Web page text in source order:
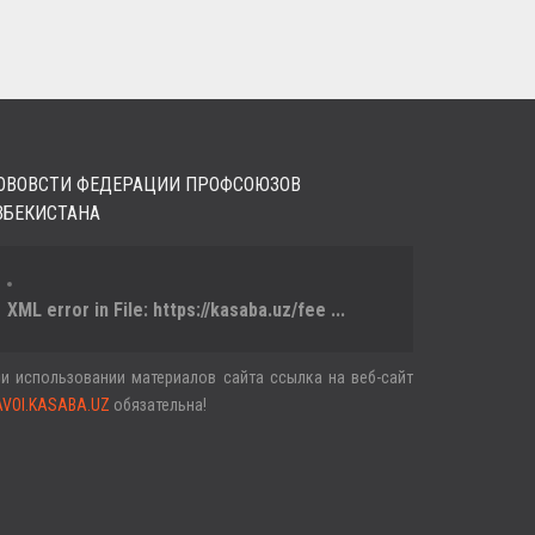
ФЕДЕРАЦИИ ПРОФСОЮЗОВ
XML error in File: https://kasaba.uz/fee ...
использовании материалов сайта ссылка на веб-сайт
обязательна!